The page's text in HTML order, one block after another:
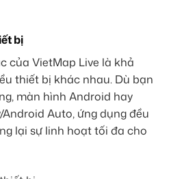
bị
của VietMap Live là khả
thiết bị khác nhau. Dù bạn
màn hình Android hay
Auto, ứng dụng đều
lại sự linh hoạt tối đa cho